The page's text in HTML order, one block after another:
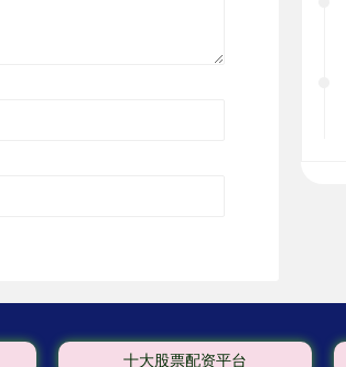
十大股票配资平台